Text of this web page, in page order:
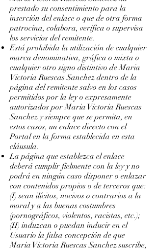
prestado su consentimiento para la
inserción del enlace o que de otra forma
patrocina, colabora, verifica o supervisa
los servicios del remitente.
Está prohibida la utilización de cualquier
marca denominativa, gráfica o mixta o
cualquier otro signo distintivo de Maria
Victoria Ruescas Sanchez dentro de la
página del remitente salvo en los casos
permitidos por la ley o expresamente
autorizados por Maria Victoria Ruescas
Sanchez y siempre que se permita, en
estos casos, un enlace directo con el
Portal en la forma establecida en esta
cláusula.
La página que establezca el enlace
deberá cumplir fielmente con la ley y no
podrá en ningún caso disponer o enlazar
con contenidos propios o de terceros que:
(I) sean ilícitos, nocivos o contrarios a la
moral y a las buenas costumbres
(pornográficos, violentos, racistas, etc.);
(II) induzcan o puedan inducir en el
Usuario la falsa concepción de que
Maria Victoria Ruescas Sanchez suscribe,